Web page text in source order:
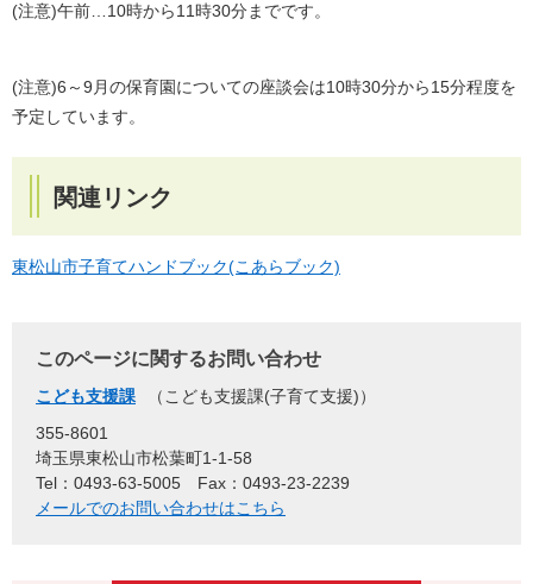
(注意)午前…10時から11時30分までです。
(注意)6～9月の保育園についての座談会は10時30分から15分程度を
予定しています。
関連リンク
東松山市子育てハンドブック(こあらブック)
このページに関するお問い合わせ
こども支援課
こども支援課(子育て支援)
355-8601
埼玉県東松山市松葉町1-1-58
Tel：0493-63-5005
Fax：0493-23-2239
メールでのお問い合わせはこちら